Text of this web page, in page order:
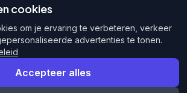
Alle rechten voorbehouden.
cookies
om je ervaring te verbeteren, verkeer
advertenties te tonen.
Accepteer alles